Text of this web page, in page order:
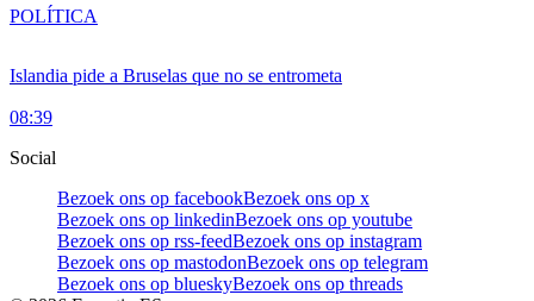
Islandia pide a Bruselas que no se entrometa
08:39
POLÍTICA
Social
Bezoek ons op facebookBezoek ons op x
Bezoek ons op linkedinBezoek ons op youtube
Bezoek ons op rss-feedBezoek ons op instagram
Bezoek ons op mastodonBezoek ons op telegram
Bezoek ons op blueskyBezoek ons op threads